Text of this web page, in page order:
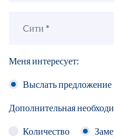
Меня интересует:
Выслать предложение
Дополнительная
Количество